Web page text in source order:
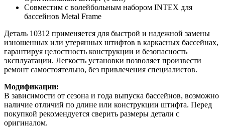
Совместим с волейбольным набором INTEX для
бассейнов Metal Frame
Деталь 10312 применяется для быстрой и надежной замены
изношенных или утерянных штифтов в каркасных бассейнах,
гарантируя целостность конструкции и безопасность
эксплуатации. Легкость установки позволяет произвести
ремонт самостоятельно, без привлечения специалистов.
Модификации:
В зависимости от сезона и года выпуска бассейнов, возможно
наличие отличий по длине или конструкции штифта. Перед
покупкой рекомендуется сверить размеры детали с
оригиналом.